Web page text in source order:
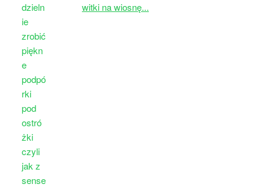
witki na wiosnę...